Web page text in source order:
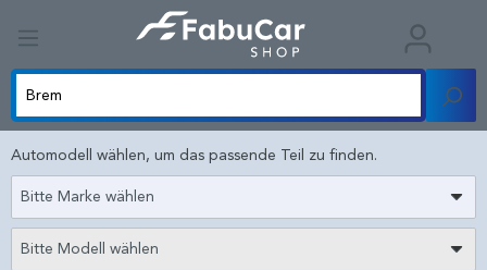
Automodell wählen, um das passende Teil zu finden.
Bitte Marke wählen
Bitte Modell wählen